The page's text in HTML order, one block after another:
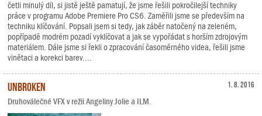
četli minulý díl, si jistě ještě pamatují, že jsme řešili pokročilejší techniky
práce v programu Adobe Premiere Pro CS6. Zaměřili jsme se především na
techniku klíčování. Popsali jsem si tedy, jak záběr natočený na zeleném,
popřípadě modrém pozadí vyklíčovat a jak se vypořádat s horším zdrojovým
materiálem. Dále jsme si řekli o zpracování časoměrného videa, řešili jsme
vinětaci a korekci barev....
1. 8. 2016
Unbroken
Druhoválečné VFX v režii Angeliny Jolie a ILM.